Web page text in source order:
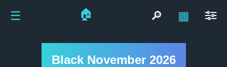
Black November 2026
☰ 🏠 🔎 ▦